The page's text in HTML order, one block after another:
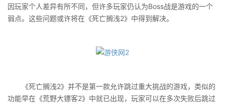
因玩家个人差异有所不同，但许多玩家仍认为Boss战是游戏的一个
弱点。这些问题或许将在《死亡搁浅2》中得到解决。
《死亡搁浅2》并不是第一款允许跳过重大挑战的游戏，类似的
功能早在《荒野大镖客2》中就已出现，玩家可以在多次失败后跳过